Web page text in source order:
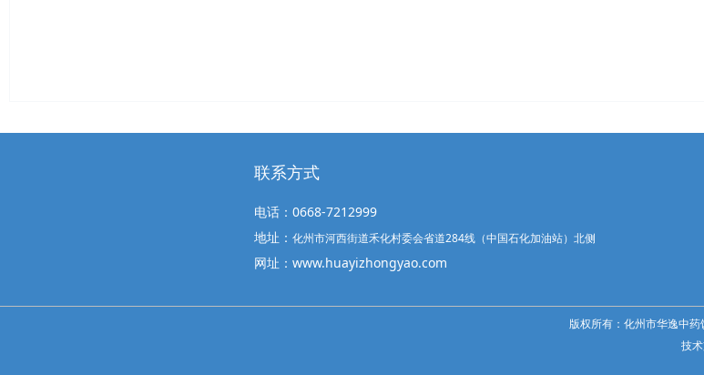
联系方式
电话：0668-7212999
地址： 化州市河西街道禾化村委会省道284线（中国石化加油站）北侧
网址：www.huayizhongyao.com
版权所有：化州市华逸中药
技术